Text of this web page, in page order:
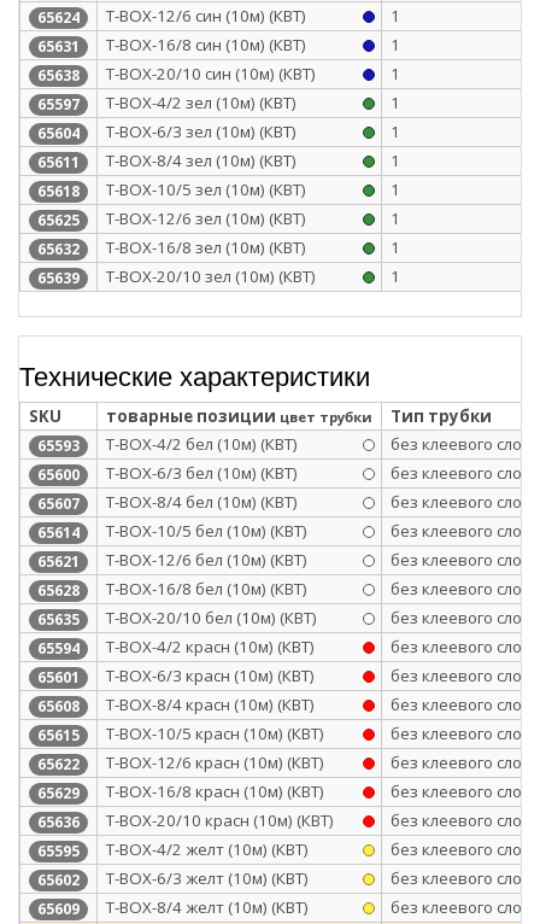
65624 Т-BOX-12/6 син (10м) (КВТ) 1
65631 Т-BOX-16/8 син (10м) (КВТ) 1
65638 Т-BOX-20/10 син (10м) (КВТ) 1
65597 Т-BOX-4/2 зел (10м) (КВТ) 1
65604 Т-BOX-6/3 зел (10м) (КВТ) 1
65611 Т-BOX-8/4 зел (10м) (КВТ) 1
65618 Т-BOX-10/5 зел (10м) (КВТ) 1
65625 Т-BOX-12/6 зел (10м) (КВТ) 1
65632 Т-BOX-16/8 зел (10м) (КВТ) 1
65639 Т-BOX-20/10 зел (10м) (КВТ) 1
Технические характеристики
SKU товарные позиции цвет трубки Тип трубки
65593 Т-BOX-4/2 бел (10м) (КВТ) без клеевого слоя
65600 Т-BOX-6/3 бел (10м) (КВТ) без клеевого слоя
65607 Т-BOX-8/4 бел (10м) (КВТ) без клеевого слоя
65614 Т-BOX-10/5 бел (10м) (КВТ) без клеевого слоя
65621 Т-BOX-12/6 бел (10м) (КВТ) без клеевого слоя
65628 Т-BOX-16/8 бел (10м) (КВТ) без клеевого слоя
65635 Т-BOX-20/10 бел (10м) (КВТ) без клеевого слоя
65594 Т-BOX-4/2 красн (10м) (КВТ) без клеевого слоя
65601 Т-BOX-6/3 красн (10м) (КВТ) без клеевого слоя
65608 Т-BOX-8/4 красн (10м) (КВТ) без клеевого слоя
65615 Т-BOX-10/5 красн (10м) (КВТ) без клеевого слоя
65622 Т-BOX-12/6 красн (10м) (КВТ) без клеевого слоя
65629 Т-BOX-16/8 красн (10м) (КВТ) без клеевого слоя
65636 Т-BOX-20/10 красн (10м) (КВТ) без клеевого слоя
65595 Т-BOX-4/2 желт (10м) (КВТ) без клеевого слоя
65602 Т-BOX-6/3 желт (10м) (КВТ) без клеевого слоя
65609 Т-BOX-8/4 желт (10м) (КВТ) без клеевого слоя